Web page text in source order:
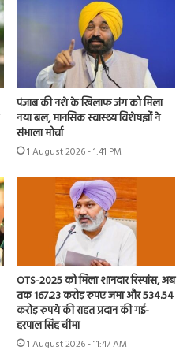
पंजाब की नशे के खिलाफ जंग को मिला
नया बल, मानसिक स्वास्थ्य विशेषज्ञों ने
संभाला मोर्चा
1 August 2026 - 1:41 PM
OTS-2025 को मिला शानदार रिस्पांस, अब
तक 167.23 करोड़ रुपए जमा और 534.54
करोड़ रुपये की राहत प्रदान की गई-
हरपाल सिंह चीमा
1 August 2026 - 11:47 AM